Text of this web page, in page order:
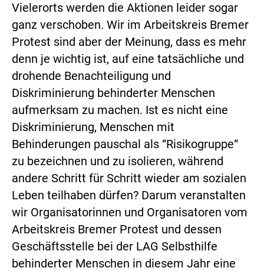
Vielerorts werden die Aktionen leider sogar
ganz verschoben. Wir im Arbeitskreis Bremer
Protest sind aber der Meinung, dass es mehr
denn je wichtig ist, auf eine tatsächliche und
drohende Benachteiligung und
Diskriminierung behinderter Menschen
aufmerksam zu machen. Ist es nicht eine
Diskriminierung, Menschen mit
Behinderungen pauschal als “Risikogruppe“
zu bezeichnen und zu isolieren, während
andere Schritt für Schritt wieder am sozialen
Leben teilhaben dürfen? Darum veranstalten
wir Organisatorinnen und Organisatoren vom
Arbeitskreis Bremer Protest und dessen
Geschäftsstelle bei der LAG Selbsthilfe
behinderter Menschen in diesem Jahr eine